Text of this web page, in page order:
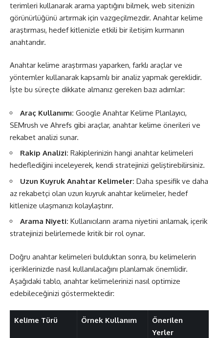
terimleri kullanarak arama yaptığını bilmek, web sitenizin
görünürlüğünü artırmak için vazgeçilmezdir. Anahtar kelime
araştırması, hedef kitlenizle etkili bir iletişim kurmanın
anahtarıdır.
Anahtar kelime araştırması yaparken, farklı araçlar ve
yöntemler kullanarak kapsamlı bir analiz yapmak gereklidir.
İşte bu süreçte dikkate almanız gereken bazı adımlar:
Araç Kullanımı: Google Anahtar Kelime Planlayıcı,
SEMrush ve Ahrefs gibi araçlar, anahtar kelime önerileri ve
rekabet analizi sunar.
Rakip Analizi: Rakiplerinizin hangi anahtar kelimeleri
hedeflediğini inceleyerek, kendi stratejinizi geliştirebilirsiniz.
Uzun Kuyruk Anahtar Kelimeler: Daha spesifik ve daha
az rekabetçi olan uzun kuyruk anahtar kelimeler, hedef
kitlenize ulaşmanızı kolaylaştırır.
Arama Niyeti: Kullanıcıların arama niyetini anlamak, içerik
stratejinizi belirlemede kritik bir rol oynar.
Doğru anahtar kelimeleri bulduktan sonra, bu kelimelerin
içeriklerinizde nasıl kullanılacağını planlamak önemlidir.
Aşağıdaki tablo, anahtar kelimelerinizi nasıl optimize
edebileceğinizi göstermektedir:
Kelime Türü Örnek Kullanım
Önerilen
Yerler